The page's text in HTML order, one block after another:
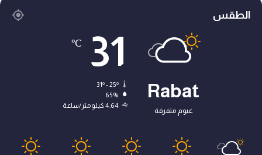
الطقس
Rabat
غيوم متفرقة
31
℃
65%
4.64 كيلومتر/ساعة